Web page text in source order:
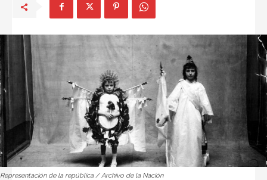
Representación de la república / Archivo de la Nación